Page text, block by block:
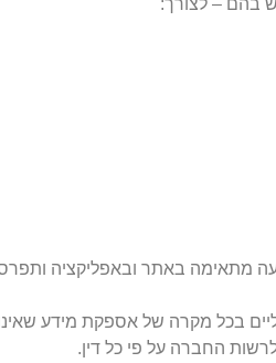
מתאימה באתר ובאפליקציה
בכל מקרה של אספקת מידע
החברה על פי כל דין.